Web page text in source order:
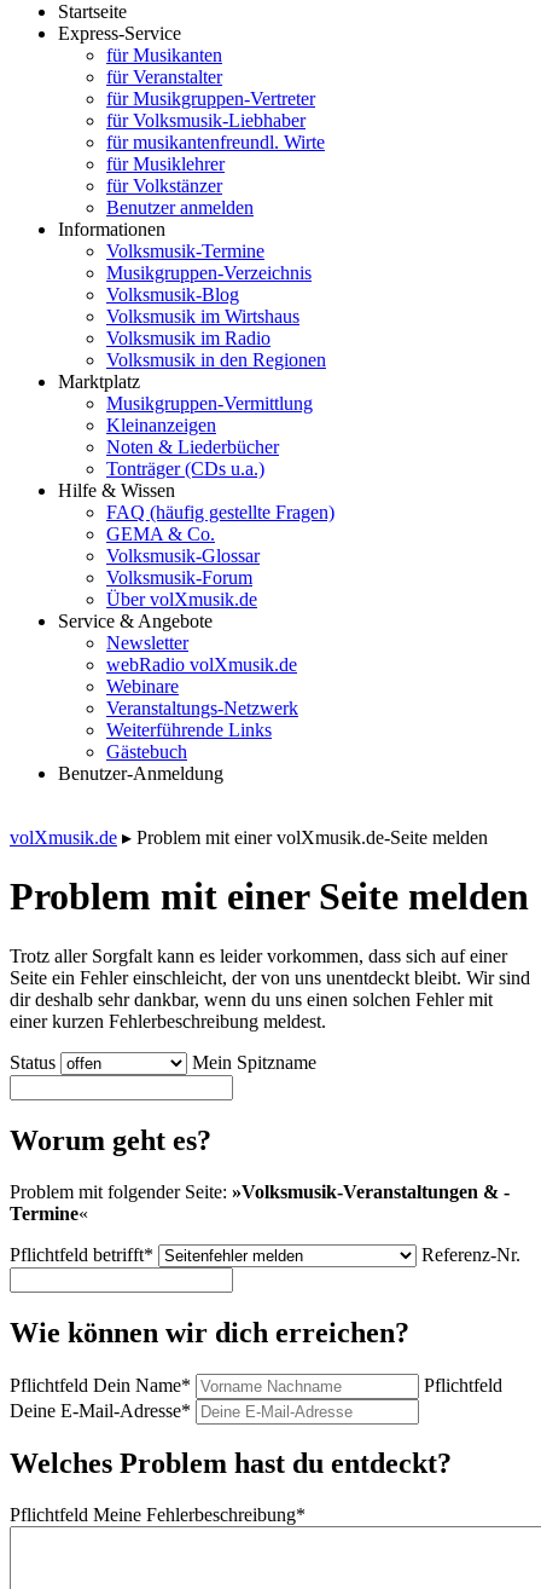
Startseite
Express-Service
für Musikanten
für Veranstalter
für Musikgruppen-Vertreter
für Volksmusik-Liebhaber
für musikantenfreundl. Wirte
für Musiklehrer
für Volkstänzer
Benutzer anmelden
Informationen
Volksmusik-Termine
Musikgruppen-Verzeichnis
Volksmusik-Blog
Volksmusik im Wirtshaus
Volksmusik im Radio
Volksmusik in den Regionen
Marktplatz
Musikgruppen-Vermittlung
Kleinanzeigen
Noten & Liederbücher
Tonträger (CDs u.a.)
Hilfe & Wissen
FAQ (häufig gestellte Fragen)
GEMA & Co.
Volksmusik-Glossar
Volksmusik-Forum
Über volXmusik.de
Service & Angebote
Newsletter
webRadio volXmusik.de
Webinare
Veranstaltungs-Netzwerk
Weiterführende Links
Gästebuch
Benutzer-Anmeldung
volXmusik.de ▸ Problem mit einer volXmusik.de-Seite melden
Problem mit einer Seite melden
Trotz aller Sorgfalt kann es leider vorkommen, dass sich auf einer
Seite ein Fehler einschleicht, der von uns unentdeckt bleibt. Wir sind
dir deshalb sehr dankbar, wenn du uns einen solchen Fehler mit
einer kurzen Fehlerbeschreibung meldest.
Status
Mein Spitzname
Worum geht es?
Problem mit folgender Seite: »Volksmusik-Veranstaltungen & -
Termine«
Pflichtfeld betrifft* Referenz-Nr.
Wie können wir dich erreichen?
Pflichtfeld Dein Name*
Pflichtfeld
Deine E-Mail-Adresse*
Welches Problem hast du entdeckt?
Pflichtfeld Meine Fehlerbeschreibung*